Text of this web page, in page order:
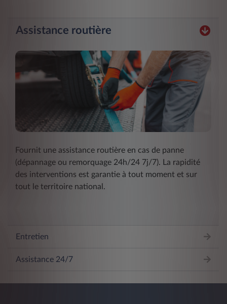
Assistance routière
Fournit une assistance routière en cas de panne
(dépannage ou remorquage 24h/24 7j/7). La rapidité
des interventions est garantie à tout moment et sur
tout le territoire national.
Entretien
Assistance 24/7